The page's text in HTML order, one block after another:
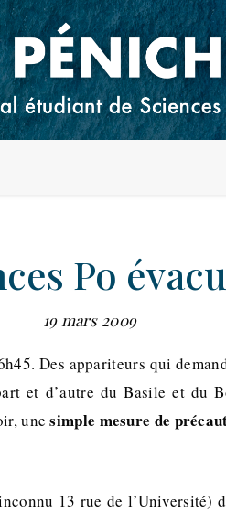
Po
19 mars 2009
Des appariteurs qui
et d’autre du Basile et du
unesimple mesure de
13 rue de l’Université)